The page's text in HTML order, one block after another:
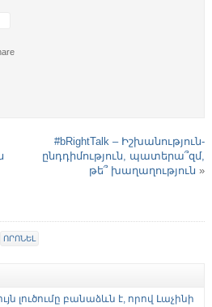
#bRightTalk – Իշխանություն-
ընդդիմություն, պատերա՞զմ,
թե՞ խաղաղություն »
լուծումը բանաձևն է, որով Լաչինի